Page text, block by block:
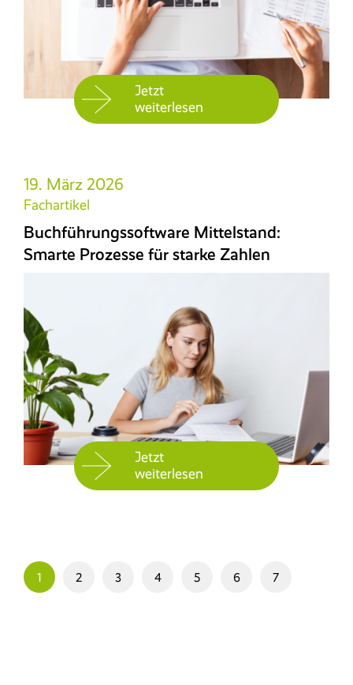
Jetzt
weiterlesen
Jetzt
weiterlesen
19. März 2026
Fachartikel
Buchführungssoftware Mittelstand:
Smarte Prozesse für starke Zahlen
1 2 3 4 5 6 7